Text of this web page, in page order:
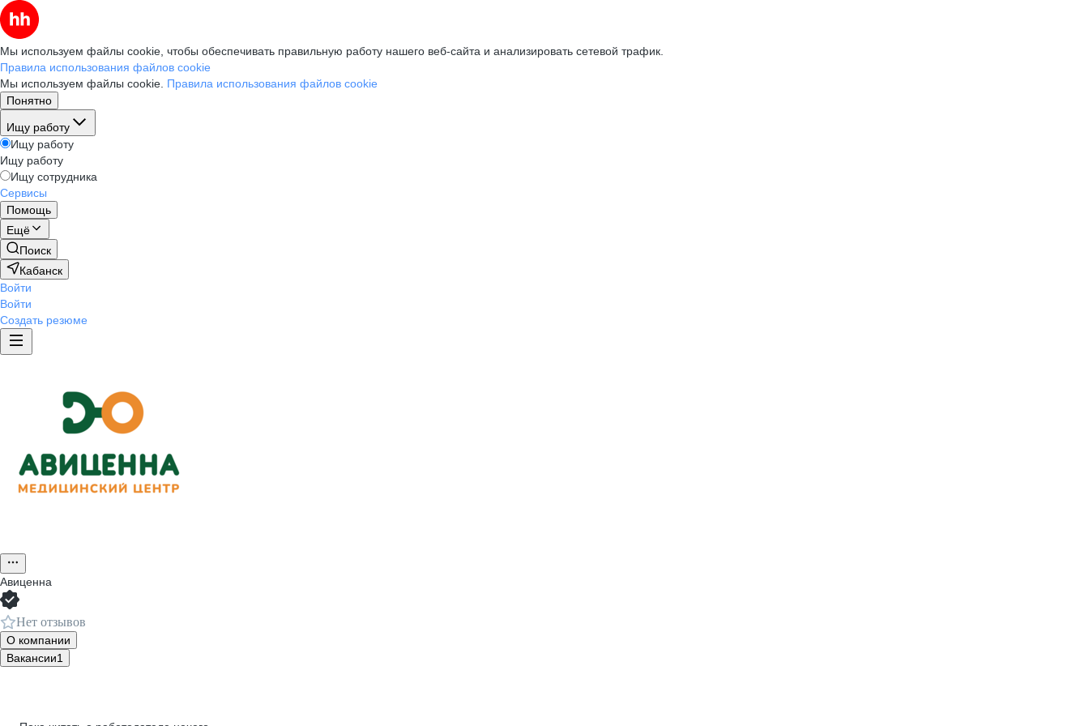
Мы используем файлы cookie, чтобы обеспечивать правильную работу нашего веб-сайта и анализировать сетевой трафик.
Правила использования файлов cookie
Мы используем файлы cookie. Правила использования файлов cookie
Понятно
Ищу работу
Ищу работу
Ищу работу
Ищу сотрудника
Сервисы
Помощь
Ещё
Поиск
Кабанск
Войти
Войти
Создать резюме
Авиценна
Нет отзывов
О компании
Вакансии1